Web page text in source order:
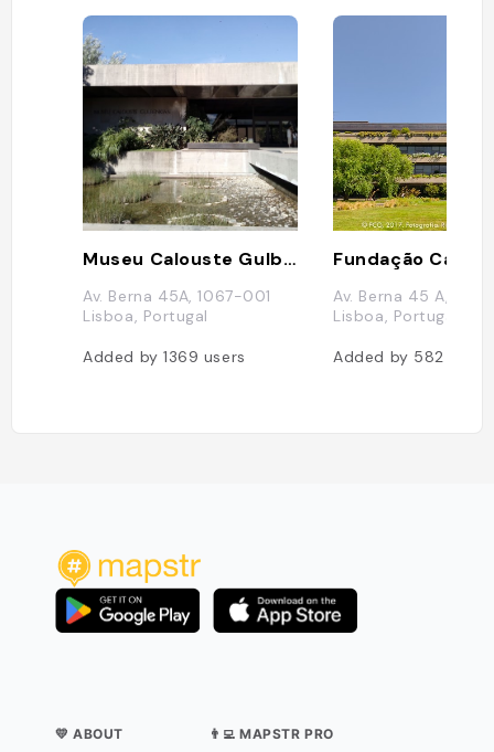
Museu Calouste Gulbenkian
Av. Berna 45A, 1067-001
Lisboa, Portugal
Added by1369 users
Av. Berna 45 A,
Lisboa, Portugal
Added by 582
💛 ABOUT 👨‍💻 MAPSTR PRO